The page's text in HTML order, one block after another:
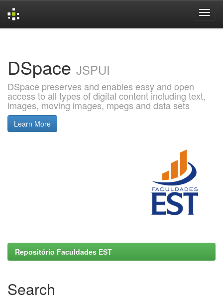
DSpace JSPUI
DSpace preserves and enables easy and open
access to all types of digital content including text,
images, moving images, mpegs and data sets
Learn More
Repositório Faculdades EST
Search